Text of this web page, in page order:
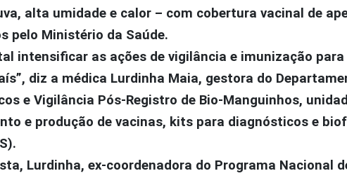
alta umidade e calor – com cobertura vacinal de
pelo Ministério da Saúde.
intensificar as ações de vigilância e imunização
diz a médica Lurdinha Maia, gestora do
e Vigilância Pós-Registro de Bio-Manguinhos,
e produção de vacinas, kits para diagnósticos e
Lurdinha, ex-coordenadora do Programa Nacional